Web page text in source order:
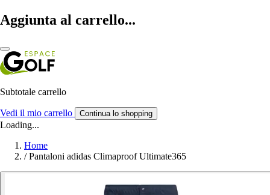
Aggiunta al carrello...
Subtotale carrello
Vedi il mio carrello Continua lo shopping
Loading...
Home
/ Pantaloni adidas Climaproof Ultimate365